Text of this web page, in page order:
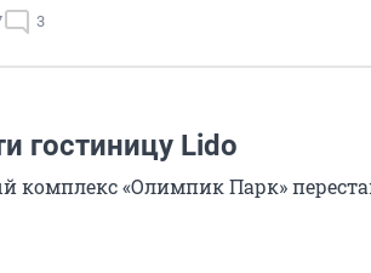
3
гостиницу Lido
комплекс «Олимпик Парк»